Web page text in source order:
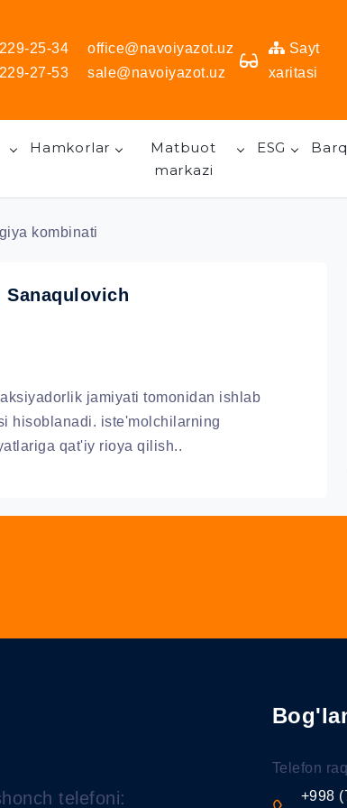
25-34
27-53
office@navoiyazot.uz
sale@navoiyazot.uz
Sayt
xaritasi
Hamkorlar
Matbuot
markazi
ESG
kombinati
Sanaqulovich
jamiyati tomonidan ishlab
hisoblanadi. iste'molchilarning
qat'iy rioya qilish..
telefoni:
Telefon
+998